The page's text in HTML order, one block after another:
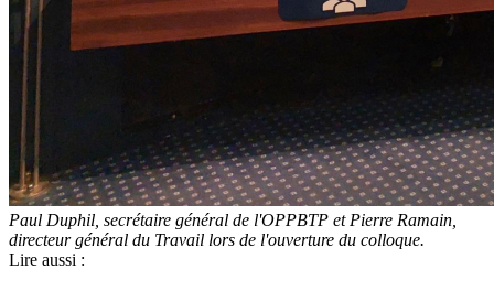
Paul Duphil, secrétaire général de l'OPPBTP et Pierre Ramain,
directeur général du Travail lors de l'ouverture du colloque.
Lire aussi :